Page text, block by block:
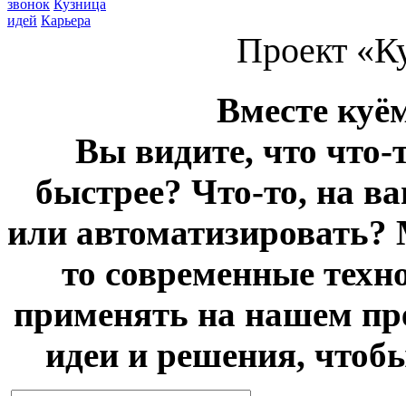
звонок Кузница
идей Карьера
Проект
Вместе
Вы видите, что
быстрее? Что-то, на
или
то современные
применять на нашем
идеи и решения,